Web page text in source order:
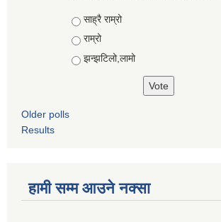
Choices
साह्रै राम्रो
राम्रो
झन्झटिलो,लामो
Older polls
Results
हामी सम्म आउने नक्सा